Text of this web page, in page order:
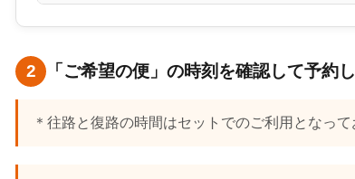
2 「ご希望の便」の時刻を確認して予約
＊往路と復路の時間はセットでのご利用となっ